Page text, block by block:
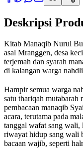
Deskripsi
Kitab Manaqib Nurul
asal Mranggen, desa
terjemah dan syarah
di kalangan warga
Hampir semua warga
satu thariqah mutabarah
pembacaan manaqib
acara, terutama pada
tanggal wafat sang wali,
riwayat hidup sang wali
bacaan wajib, seperti